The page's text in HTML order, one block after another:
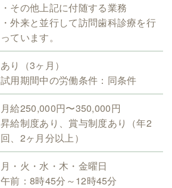
・その他上記に付随する業務
・外来と並行して訪問歯科診療を行
っています。
あり（3ヶ月）
試用期間中の労働条件：同条件
月給250,000円〜350,000円
昇給制度あり、賞与制度あり（年2
回、2ヶ月分以上）
月・火・水・木・金曜日
午前：8時45分～12時45分